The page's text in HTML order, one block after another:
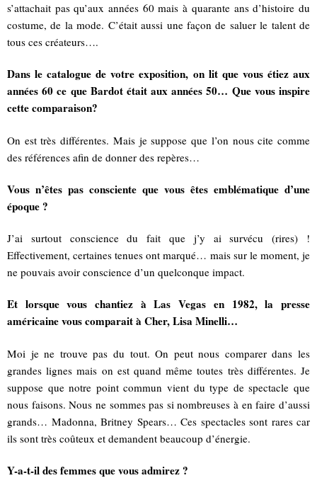
s’attachait pas qu’aux années 60 mais à quarante ans d’histoire du
costume, de la mode. C’était aussi une façon de saluer le talent de
tous ces créateurs….
Dans le catalogue de votre exposition, on lit que vous étiez aux
années 60 ce que Bardot était aux années 50… Que vous inspire
cette comparaison?
On est très différentes. Mais je suppose que l’on nous cite comme
des références afin de donner des repères…
Vous n’êtes pas consciente que vous êtes emblématique d’une
époque ?
J’ai surtout conscience du fait que j’y ai survécu (rires) !
Effectivement, certaines tenues ont marqué… mais sur le moment, je
ne pouvais avoir conscience d’un quelconque impact.
Et lorsque vous chantiez à Las Vegas en 1982, la presse
américaine vous comparait à Cher, Lisa Minelli…
Moi je ne trouve pas du tout. On peut nous comparer dans les
grandes lignes mais on est quand même toutes très différentes. Je
suppose que notre point commun vient du type de spectacle que
nous faisons. Nous ne sommes pas si nombreuses à en faire d’aussi
grands… Madonna, Britney Spears… Ces spectacles sont rares car
ils sont très coûteux et demandent beaucoup d’énergie.
Y-a-t-il des femmes que vous admirez ?